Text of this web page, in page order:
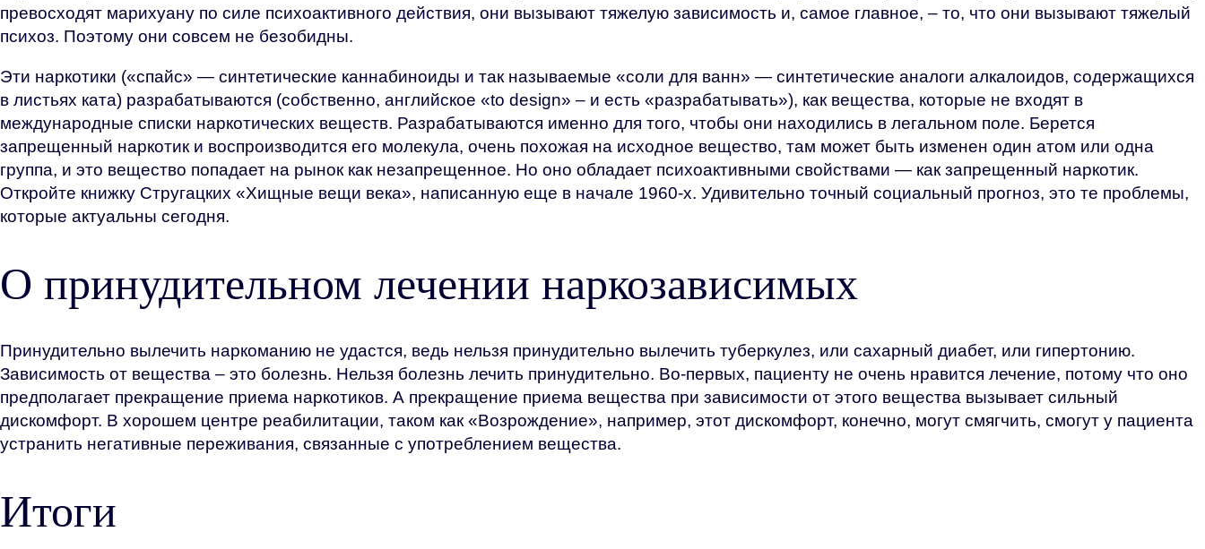
превосходят марихуану по силе психоактивного действия, они вызывают тяжелую зависимость и, самое главное, – то, что они вызывают тяжелый
психоз. Поэтому они совсем не безобидны.
Эти наркотики («спайс» — синтетические каннабиноиды и так называемые «соли для ванн» — синтетические аналоги алкалоидов, содержащихся
в листьях ката) разрабатываются (собственно, английское «to design» – и есть «разрабатывать»), как вещества, которые не входят в
международные списки наркотических веществ. Разрабатываются именно для того, чтобы они находились в легальном поле. Берется
запрещенный наркотик и воспроизводится его молекула, очень похожая на исходное вещество, там может быть изменен один атом или одна
группа, и это вещество попадает на рынок как незапрещенное. Но оно обладает психоактивными свойствами — как запрещенный наркотик.
Откройте книжку Стругацких «Хищные вещи века», написанную еще в начале 1960-х. Удивительно точный социальный прогноз, это те проблемы,
которые актуальны сегодня.
О принудительном лечении наркозависимых
Принудительно вылечить наркоманию не удастся, ведь нельзя принудительно вылечить туберкулез, или сахарный диабет, или гипертонию.
Зависимость от вещества – это болезнь. Нельзя болезнь лечить принудительно. Во-первых, пациенту не очень нравится лечение, потому что оно
предполагает прекращение приема наркотиков. А прекращение приема вещества при зависимости от этого вещества вызывает сильный
дискомфорт. В хорошем центре реабилитации, таком как «Возрождение», например, этот дискомфорт, конечно, могут смягчить, смогут у пациента
устранить негативные переживания, связанные с употреблением вещества.
Итоги